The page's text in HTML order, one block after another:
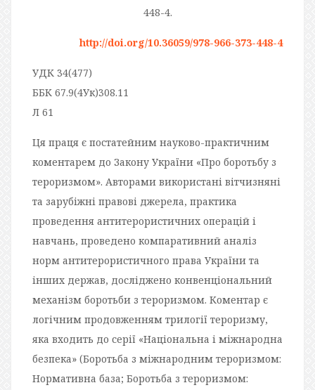
448-4.
http://doi.org/10.36059/978-966-373-448-4
УДК 34(477)
ББК 67.9(4Ук)308.11
Л 61
Ця праця є постатейним науково-практичним
коментарем до Закону України «Про боротьбу з
тероризмом». Авторами використані вітчизняні
та зарубіжні правові джерела, практика
проведення антитерористичних операцій і
навчань, проведено компаративний аналіз
норм антитерористичного права України та
інших держав, досліджено конвенці­ональний
механізм боротьби з тероризмом. Коментар є
логічним продовженням три­логії тероризму,
яка входить до серії «Національна і міжнародна
безпека» (Боротьба з міжнародним тероризмом:
Нормативна база; Боротьба з тероризмом: